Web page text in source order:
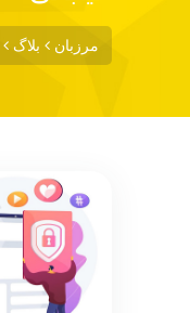
مرزبان بلاگ